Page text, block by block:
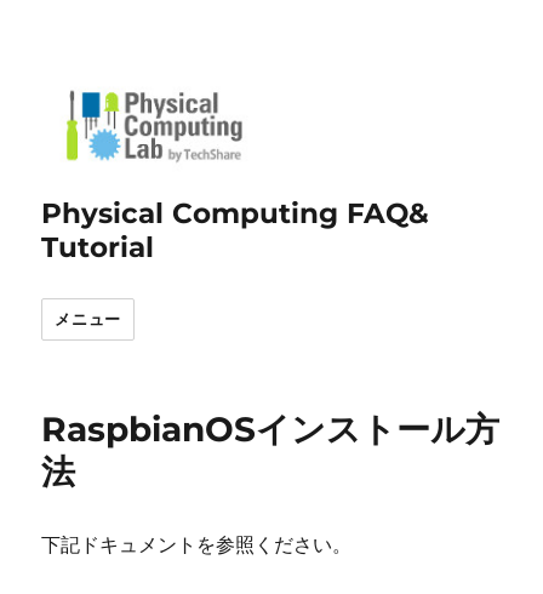
Physical Computing FAQ&
Tutorial
メニュー
RaspbianOSインストール方
法
下記ドキュメントを参照ください。